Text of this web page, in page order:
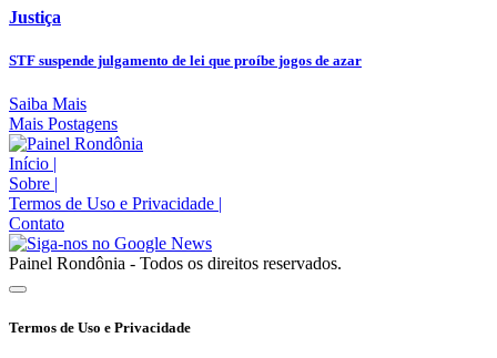
Justiça
STF suspende julgamento de lei que proíbe jogos de azar
Saiba Mais
Mais Postagens
Início |
Sobre |
Termos de Uso e Privacidade |
Contato
Painel Rondônia - Todos os direitos reservados.
Termos de Uso e Privacidade